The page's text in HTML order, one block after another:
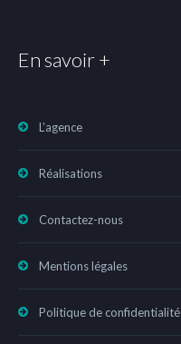
En savoir +
L’agence
Réalisations
Contactez-nous
Mentions légales
Politique de confidentialité